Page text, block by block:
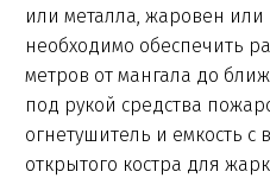
или металла, жаровен
необходимо обеспечить
метров от мангала до
под рукой средства
огнетушитель и емкость с
открытого костра для